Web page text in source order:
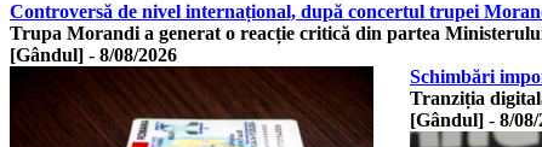
Controversă de nivel internațional, după concertul trupei
Trupa Morandi a generat o reacție critică din partea
[Gândul] - 8/08/2026
Schimbări
Tranziția
[Gândul] - 8/